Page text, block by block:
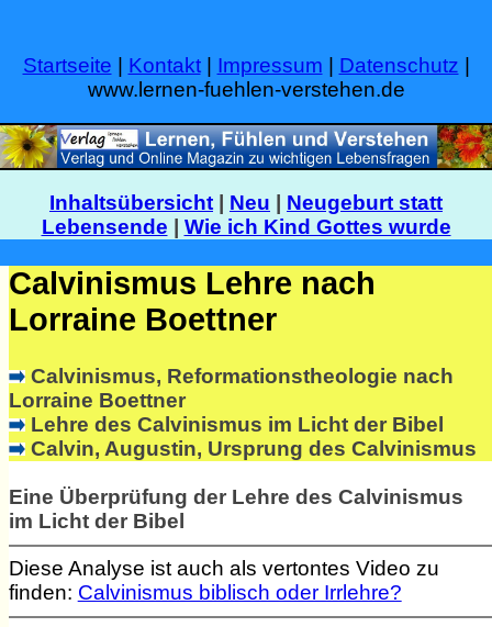
Startseite Kontakt| Impressum Datenschutz
www.lernen-fuehlen-verstehen.de
Inhaltsübersicht Neu
Neugeburt statt
Lebensende
Wie ich Kind Gottes wurde
Calvinismus Lehre nach
Lorraine Boettner
Calvinismus, Reformationstheologie nach
Lorraine Boettner
Lehre des Calvinismus im Licht der Bibel
Calvin, Augustin, Ursprung des Calvinismus
Eine Überprüfung der Lehre des Calvinismus
im Licht der Bibel
Diese Analyse ist auch als vertontes Video zu
finden: Calvinismus biblisch oder Irrlehre?